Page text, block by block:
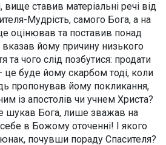
ставив матеріальні речі від
Мудрість, самого Бога, а на
оцінював та поставив понад
йому причину низького
та чого слід позбутися: продати
це буде йому скарбом тоді, коли
пропонував йому покликання,
із апостолів чи учнем Христа?
шукав Бога, лише зважав на
в Божому оточенні! І якого
почувши пораду Спасителя?